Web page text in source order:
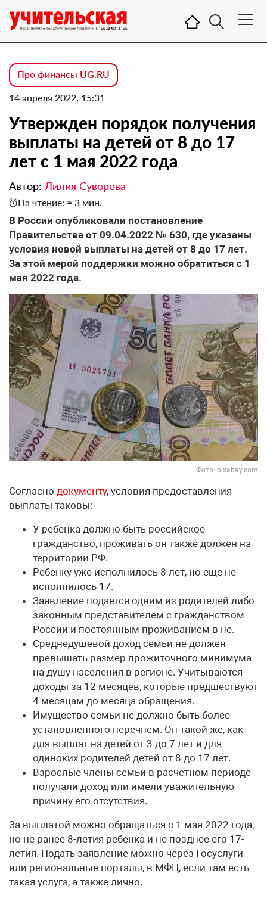
Про финансы UG.RU
14 апреля 2022, 15:31
Утвержден порядок получения
выплаты на детей от 8 до 17
лет с 1 мая 2022 года
Автор: Лилия Суворова
На чтение: ≈ 3 мин.
В России опубликовали постановление
Правительства от 09.04.2022 № 630, где указаны
условия новой выплаты на детей от 8 до 17 лет.
За этой мерой поддержки можно обратиться с 1
мая 2022 года.
Фото: pixabay.com
Согласно документу, условия предоставления
выплаты таковы:
У ребенка должно быть российское
гражданство, проживать он также должен на
территории РФ.
Ребенку уже исполнилось 8 лет, но еще не
исполнилось 17.
Заявление подается одним из родителей либо
законным представителем с гражданством
России и постоянным проживанием в не.
Среднедушевой доход семьи не должен
превышать размер прожиточного минимума
на душу населения в регионе. Учитываются
доходы за 12 месяцев, которые предшествуют
4 месяцам до месяца обращения.
Имущество семьи не должно быть более
установленного перечнем. Он такой же, как
для выплат на детей от 3 до 7 лет и для
одиноких родителей детей от 8 до 17 лет.
Взрослые члены семьи в расчетном периоде
получали доход или имели уважительную
причину его отсутствия.
За выплатой можно обращаться с 1 мая 2022 года,
но не ранее 8-летия ребенка и не позднее его 17-
летия. Подать заявление можно через Госуслуги
или региональные порталы, в МФЦ, если там есть
такая услуга, а также лично.